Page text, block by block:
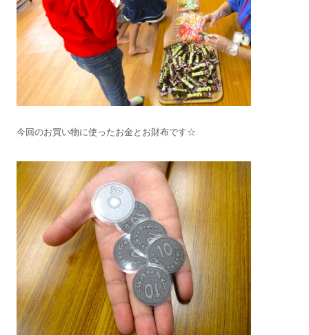
今回のお買い物に使ったお金とお財布です☆